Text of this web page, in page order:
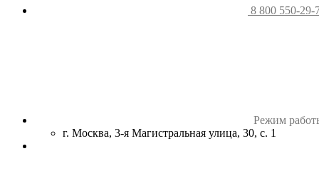
8 800 550-29-
Режим
г. Москва, 3-я Магистральная улица, 30, с. 1